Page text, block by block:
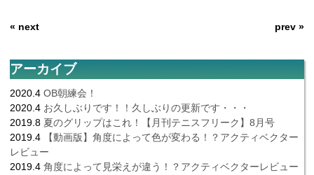
« next prev »
アーカイブ
2020.4 OB朝練会！
2020.4 お久しぶりです！！久しぶりの更新です・・・
2019.8 夏のグリップはこれ！【月刊テニスフリーク】8月号
2019.4
【動画版】角度によって色が変わる！？アクティベクター
レビュー
2019.4 角度によって見栄えが違う！？アクティベクターレビュー